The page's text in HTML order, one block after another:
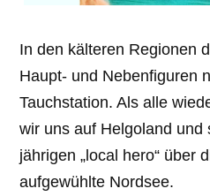
In den kälteren Regionen
Haupt- und Nebenfiguren
Tauchstation. Als alle
wir uns auf Helgoland und
jährigen „local hero“ über
aufgewühlte Nordsee.